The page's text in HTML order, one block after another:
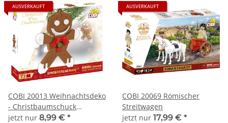
AUSVERKAUFT
COBI 20013 Weihnachtsdeko
- Christbaumschuck
Lebkuchenmann
jetzt nur 8,99 € *
AUSVERKAUFT
COBI 20069 Römischer
Streitwagen
jetzt nur 17,99 € *